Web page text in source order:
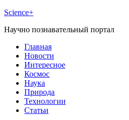
Science+
Научно познавательный портал
Главная
Новости
Интересное
Космос
Наука
Природа
Технологии
Статьи